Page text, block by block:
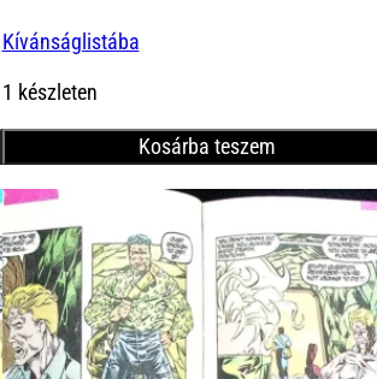
Kívánságlistába
1 készleten
Kosárba teszem